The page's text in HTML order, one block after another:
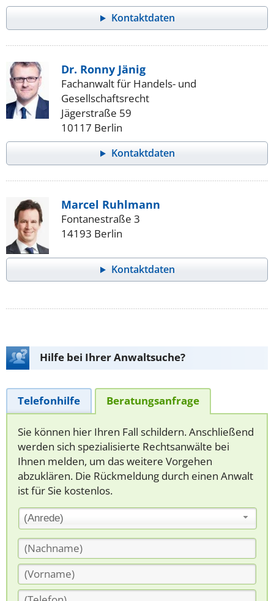
Kontaktdaten
Dr. Ronny Jänig
Fachanwalt für Handels- und
Gesellschaftsrecht
Jägerstraße 59
10117 Berlin
Kontaktdaten
Marcel Ruhlmann
Fontanestraße 3
14193 Berlin
Kontaktdaten
Hilfe bei Ihrer Anwaltsuche?
Telefonhilfe Beratungsanfrage
Sie können hier Ihren Fall schildern. Anschließend
werden sich spezialisierte Rechtsanwälte bei
Ihnen melden, um das weitere Vorgehen
abzuklären. Die Rückmeldung durch einen Anwalt
ist für Sie kostenlos.
(Anrede)